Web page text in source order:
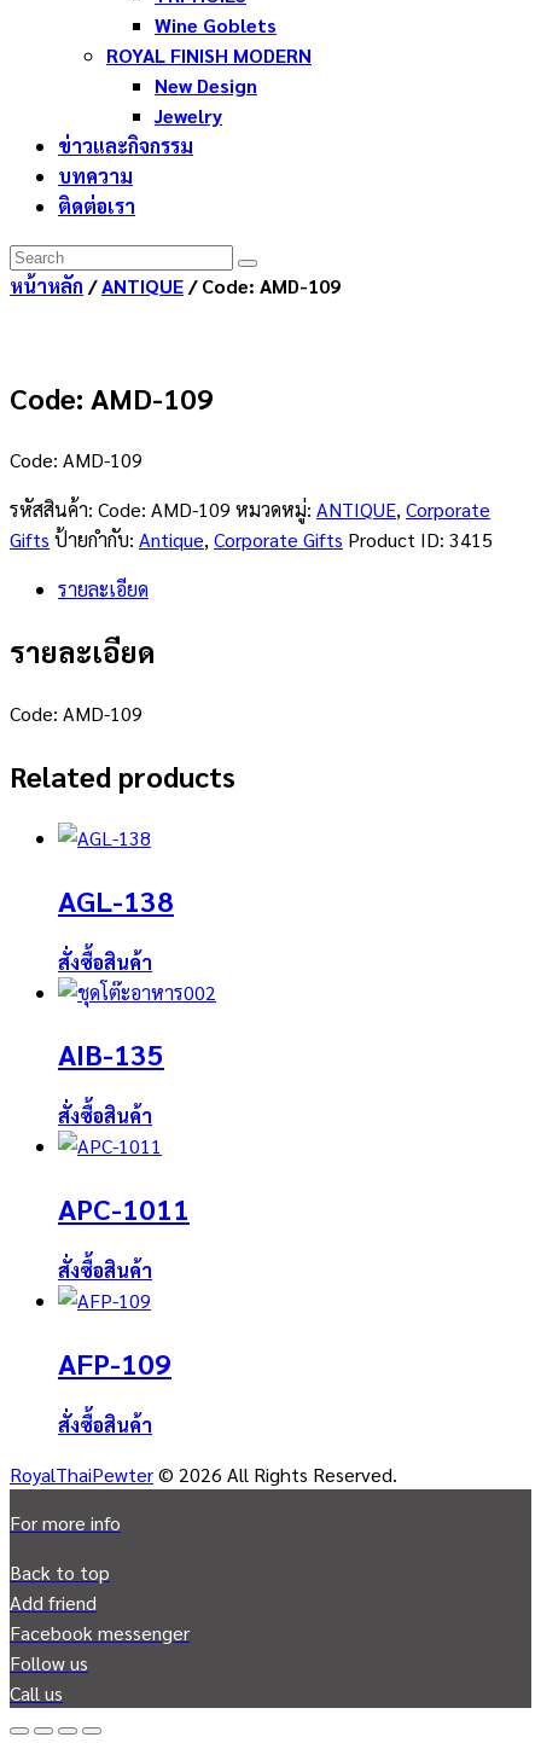
Wine Goblets
ROYAL FINISH MODERN
New Design
Jewelry
ข่าวและกิจกรรม
บทความ
ติดต่อเรา
หน้าหลัก /ANTIQUE/ Code: AMD-109
Code: AMD-109
Code: AMD-109
รหัสสินค้า: Code: AMD-109 หมวดหมู่: ANTIQUE, Corporate
Gifts ป้ายกำกับ: Antique, Corporate Gifts Product ID: 3415
รายละเอียด
รายละเอียด
Code: AMD-109
Related products
AGL-138
สั่งซื้อสินค้า
AIB-135
สั่งซื้อสินค้า
APC-1011
สั่งซื้อสินค้า
AFP-109
สั่งซื้อสินค้า
RoyalThaiPewter© 2026 All Rights Reserved.
For more info
Back to top
Add friend
Facebook messenger
Follow us
Call us